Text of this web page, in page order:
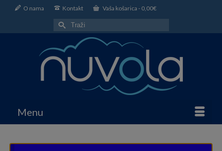
O nama Kontakt Vaša košarica - 0,00€
Search
for:
Menu